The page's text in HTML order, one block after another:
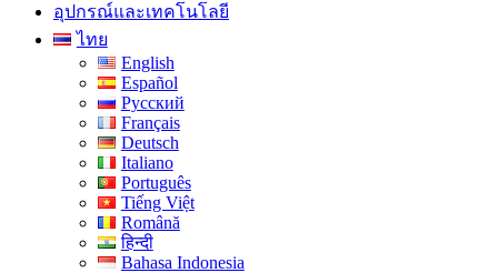
อุปกรณ์และเทคโนโลยี
ไทย
English
Español
Русский
Français
Deutsch
Italiano
Português
Tiếng Việt
Română
हिन्दी
Bahasa Indonesia